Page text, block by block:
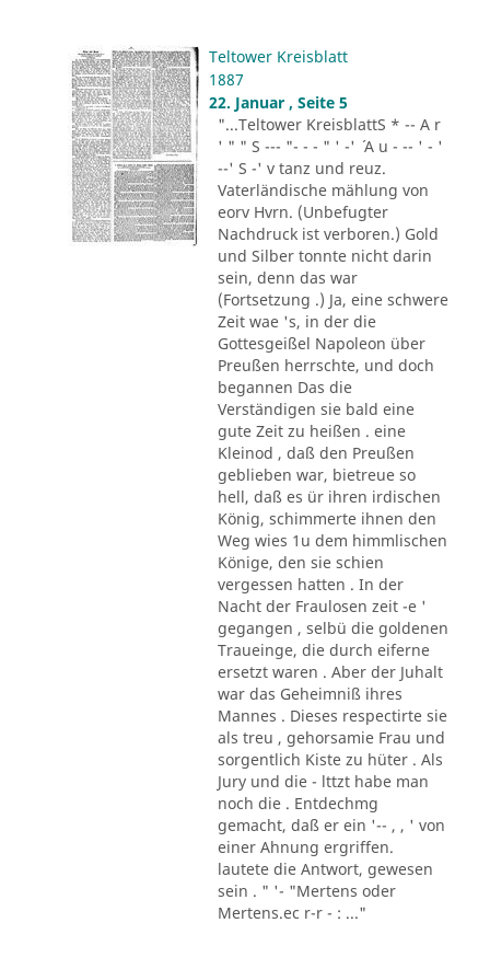
Teltower Kreisblatt
1887
22. Januar , Seite 5
"...Teltower KreisblattS * -- A r
' " " S --- "- - - " ' -' ´ A u - -- ' - '
--' S -' v tanz und reuz.
Vaterländische mählung von
eorv Hvrn. (Unbefugter
Nachdruck ist verboren.) Gold
und Silber tonnte nicht darin
sein, denn das war
(Fortsetzung .) Ja, eine schwere
Zeit wae 's, in der die
Gottesgeißel Napoleon über
Preußen herrschte, und doch
begannen Das die
Verständigen sie bald eine
gute Zeit zu heißen . eine
Kleinod , daß den Preußen
geblieben war, bietreue so
hell, daß es ür ihren irdischen
König, schimmerte ihnen den
Weg wies 1u dem himmlischen
Könige, den sie schien
vergessen hatten . In der
Nacht der Fraulosen zeit -e '
gegangen , selbü die goldenen
Traueinge, die durch eiferne
ersetzt waren . Aber der Juhalt
war das Geheimniß ihres
Mannes . Dieses respectirte sie
als treu , gehorsamie Frau und
sorgentlich Kiste zu hüter . Als
Jury und die - lttzt habe man
noch die . Entdechmg
gemacht, daß er ein '-- , , ' von
einer Ahnung ergriffen.
lautete die Antwort, gewesen
sein . " '- "Mertens oder
Mertens.ec r-r - : ..."